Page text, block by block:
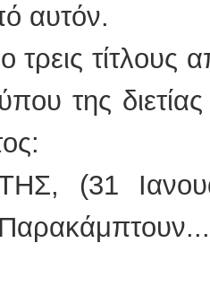
αυτόν.
τίτλους
της
(31